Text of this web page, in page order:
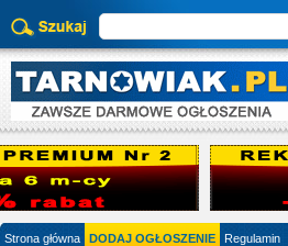
Strona główna DODAJ OGŁOSZENIE Regulamin